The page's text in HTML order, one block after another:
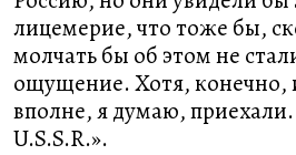
лицемерие, что тоже бы,
молчать бы об этом не
ощущение. Хотя, конечно,
вполне, я думаю,
U.S.S.R.».